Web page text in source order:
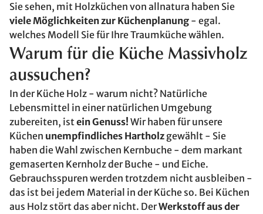
Sie sehen, mit Holzküchen von allnatura haben Sie
viele Möglichkeiten zur Küchenplanung - egal.
welches Modell Sie für Ihre Traumküche wählen.
Warum für die Küche Massivholz
aussuchen?
In der Küche Holz - warum nicht? Natürliche
Lebensmittel in einer natürlichen Umgebung
zubereiten, istein Genuss! Wir haben für unsere
Küchen unempfindliches Hartholz gewählt - Sie
haben die Wahl zwischen Kernbuche - dem markant
gemaserten Kernholz der Buche - und Eiche.
Gebrauchsspuren werden trotzdem nicht ausbleiben -
das ist bei jedem Material in der Küche so. Bei Küchen
aus Holz stört das aber nicht. DerWerkstoff aus der